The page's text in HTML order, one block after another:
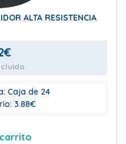
ALTA RESISTENCIA
€
Caja de 24
3.88€